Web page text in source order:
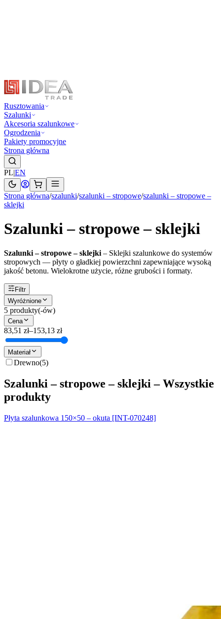
Rusztowania
Szalunki
Akcesoria szalunkowe
Ogrodzenia
Pakiety promocyjne
Strona główna
PL|EN
Strona główna/szalunki/szalunki – stropowe/szalunki – stropowe –
sklejki
Szalunki – stropowe – sklejki
Szalunki – stropowe – sklejki – Sklejki szalunkowe do systemów
stropowych — płyty o gładkiej powierzchni zapewniające wysoką
jakość betonu. Wielokrotne użycie, różne grubości i formaty.
Filtr
Wyróżnione
5 produkty(-ów)
Cena
83,51 zł–153,13 zł
Materiał
Drewno(5)
Szalunki – stropowe – sklejki – Wszystkie
produkty
Płyta szalunkowa 150×50 – okuta [INT-070248]